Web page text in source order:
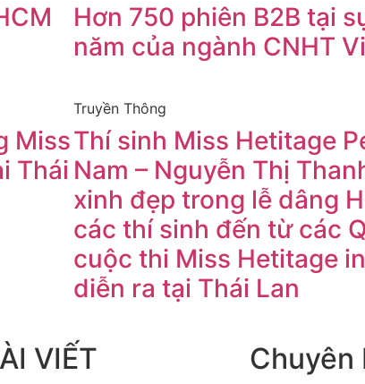
Hơn 750 phiên B2B tại
năm của ngành CNHT
Miss
Thái
Truyền Thông
Thí sinh Miss Hetitage
Nam – Nguyễn Thị
xinh đẹp trong lễ dâng
các thí sinh đến từ các
cuộc thi Miss Hetitage
diễn ra tại Thái Lan
VIẾT Chuyên